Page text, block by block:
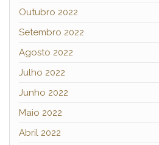
Outubro 2022
Setembro 2022
Agosto 2022
Julho 2022
Junho 2022
Maio 2022
Abril 2022